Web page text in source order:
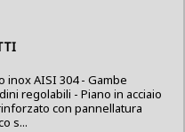
inox AISI 304 - Gambe
regolabili - Piano in acciaio
con pannellatura
s...